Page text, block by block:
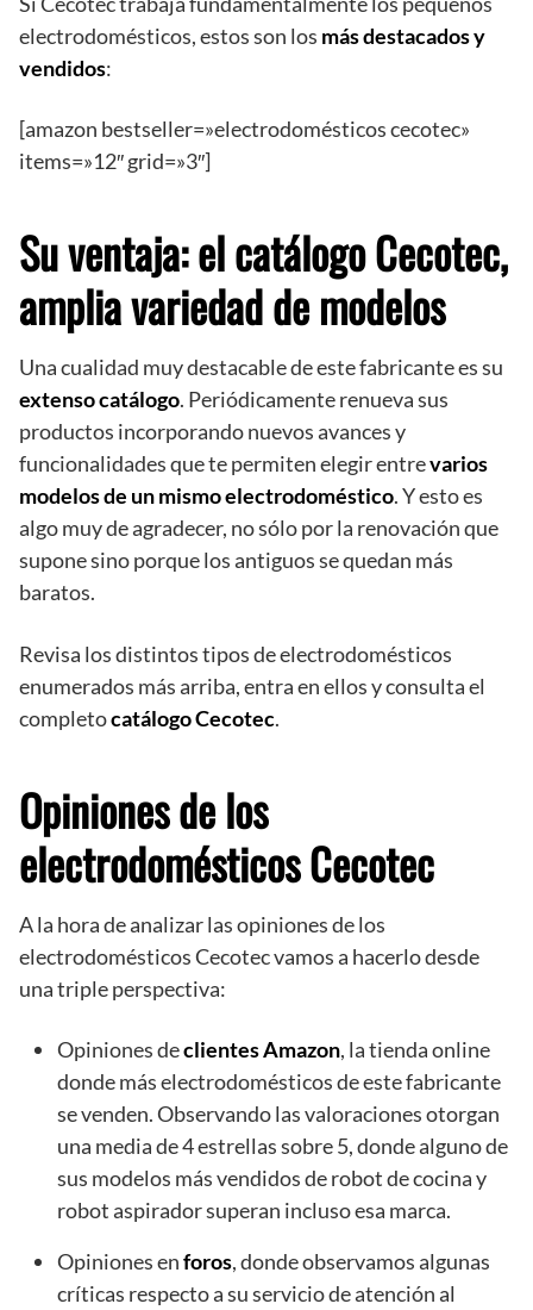
electrodomésticos, estos son los más destacados y
vendidos:
[amazon bestseller=»electrodomésticos cecotec»
items=»12″ grid=»3″]
Su ventaja: el catálogo Cecotec,
amplia variedad de modelos
Una cualidad muy destacable de este fabricante es su
extenso catálogo. Periódicamente renueva sus
productos incorporando nuevos avances y
funcionalidades que te permiten elegir entrevarios
modelos de un mismo electrodoméstico. Y esto es
algo muy de agradecer, no sólo por la renovación que
supone sino porque los antiguos se quedan más
baratos.
Revisa los distintos tipos de electrodomésticos
enumerados más arriba, entra en ellos y consulta el
completocatálogo Cecotec.
Opiniones de los
electrodomésticos Cecotec
A la hora de analizar las opiniones de los
electrodomésticos Cecotec vamos a hacerlo desde
una triple perspectiva:
Opiniones declientes Amazon, la tienda online
donde más electrodomésticos de este fabricante
se venden. Observando las valoraciones otorgan
una media de 4 estrellas sobre 5, donde alguno de
sus modelos más vendidos de robot de cocina y
robot aspirador superan incluso esa marca.
Opiniones enforos, donde observamos algunas
críticas respecto a su servicio de atención al